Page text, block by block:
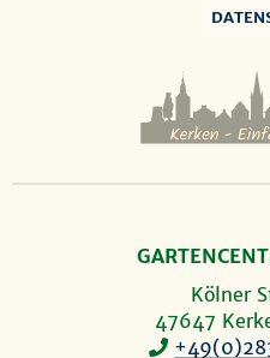
Kölner
47647